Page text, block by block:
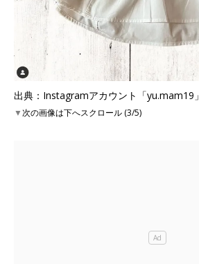
出典：Instagramアカウント「yu.mam19」
▼次の画像は下へスクロール (3/5)